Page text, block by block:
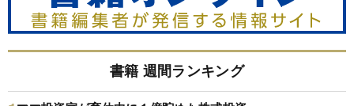
書籍 週間ランキング